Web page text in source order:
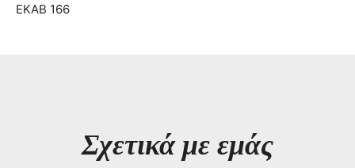
ΕΚΑΒ 166
Σχετικά με εμάς